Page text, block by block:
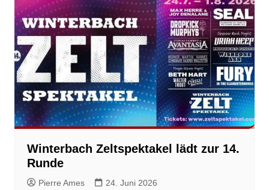
Winterbach Zeltspektakel lädt zur 14.
Runde
Pierre Ames 24. Juni 2026